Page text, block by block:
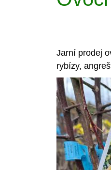
Jarní prodej
rybízy,